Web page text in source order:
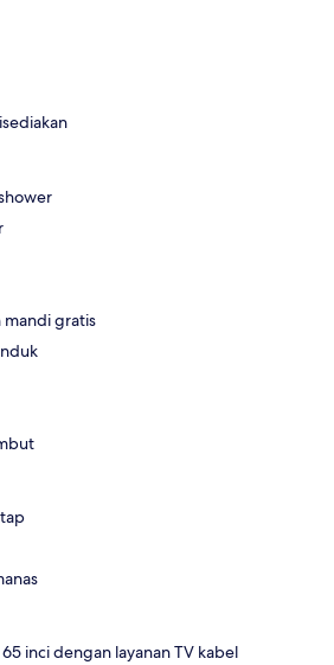
mandi gratis
inci dengan layanan TV kabel